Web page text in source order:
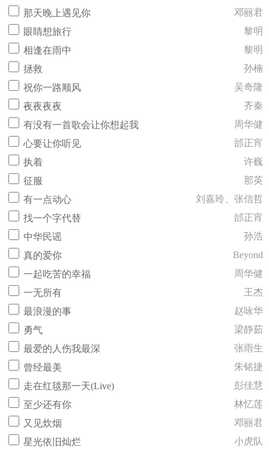
那天晚上遇见你
邓丽君
眼睛想旅行
黎明
相逢在雨中
黎明
拯救
孙楠
祝你一路顺风
吴奇隆
夜夜夜夜
齐秦
有没有一首歌会让你想起我
周华健
心要让你听见
邰正宵
执着
许巍
征服
那英
有一点动心
刘嘉玲、张信哲
找一个字代替
邰正宵
中华民谣
孙浩
真的爱你
Beyond
一起吃苦的幸福
周华健
一无所有
王杰
最浪漫的事
赵咏华
勇气
梁静茹
最爱的人伤我最深
张雨生
曾经最美
朱铭捷
走在红毯那一天(Live)
彭佳慧
至少还有你
林忆莲
又见炊烟
邓丽君
星光依旧灿烂
小虎队